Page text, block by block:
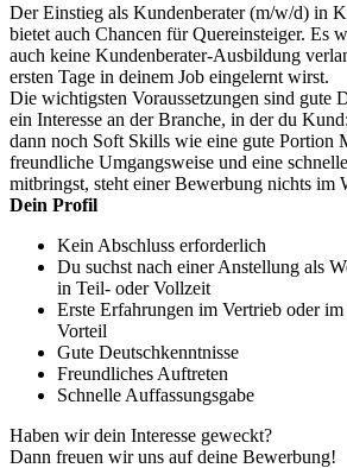
Der Einstieg als Kundenberater (m/w/d) in
bietet auch Chancen für Quereinsteiger. Es
auch keine Kundenberater-Ausbildung
ersten Tage in deinem Job eingelernt wirst.
Die wichtigsten Voraussetzungen sind gute
ein Interesse an der Branche, in der du
dann noch Soft Skills wie eine gute Portion
freundliche Umgangsweise und eine
mitbringst, steht einer Bewerbung nichts im
Dein Profil
Kein Abschluss erforderlich
Du suchst nach einer Anstellung als
in Teil- oder Vollzeit
Erste Erfahrungen im Vertrieb oder
Vorteil
Gute Deutschkenntnisse
Freundliches Auftreten
Schnelle Auffassungsgabe
Haben wir dein Interesse geweckt?
Dann freuen wir uns auf deine Bewerbung!